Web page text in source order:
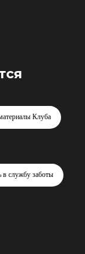
Клуба
в службу заботы